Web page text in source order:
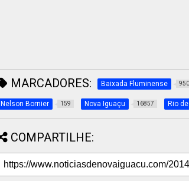
MARCADORES: Baixada Fluminense
Nelson Bornier 159 Nova Iguaçu 16857 Rio
COMPARTILHE: